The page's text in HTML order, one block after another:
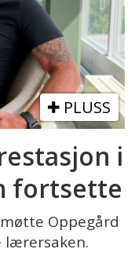
PLUSS
i
fortsette
Oppegård
lærersaken.